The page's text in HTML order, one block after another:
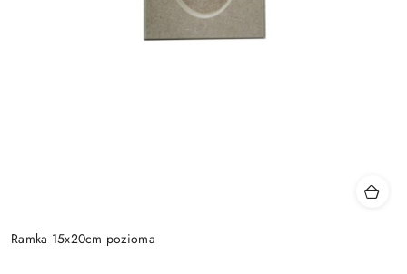
Ramka 15x20cm pozioma